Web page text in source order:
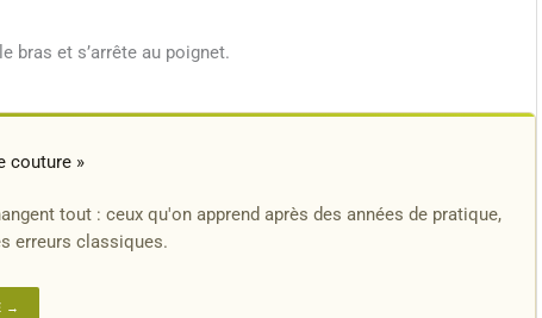
bras et s’arrête au poignet.
couture »
tout : ceux qu'on apprend après des années de pratique,
erreurs classiques.
→